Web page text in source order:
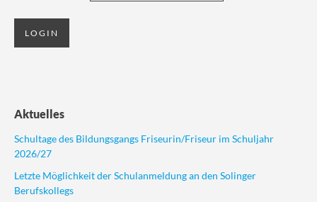
Aktuelles
Schultage des Bildungsgangs Friseurin/Friseur im Schuljahr
2026/27
Letzte Möglichkeit der Schulanmeldung an den Solinger
Berufskollegs